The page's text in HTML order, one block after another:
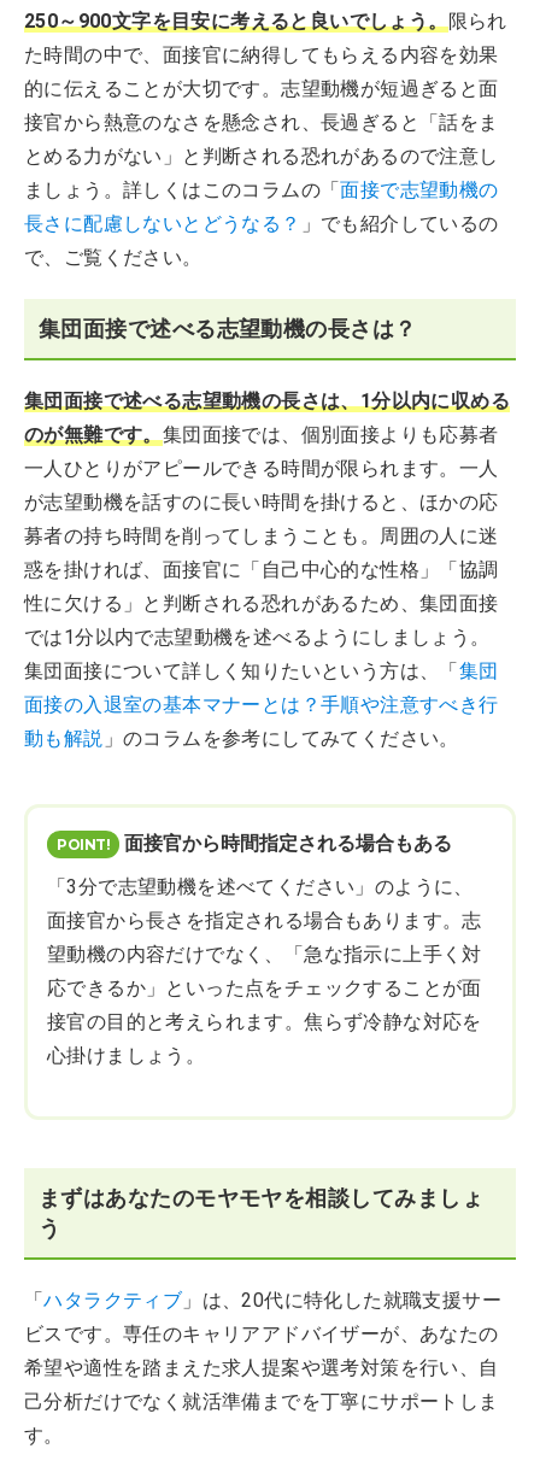
250～900文字を目安に考えると良いでしょう。限られ
た時間の中で、面接官に納得してもらえる内容を効果
的に伝えることが大切です。志望動機が短過ぎると面
接官から熱意のなさを懸念され、長過ぎると「話をま
とめる力がない」と判断される恐れがあるので注意し
ましょう。詳しくはこのコラムの「面接で志望動機の
長さに配慮しないとどうなる？ 」でも紹介しているの
で、ご覧ください。
集団面接で述べる志望動機の長さは？
集団面接で述べる志望動機の長さは、1分以内に収める
のが無難です。集団面接では、個別面接よりも応募者
一人ひとりがアピールできる時間が限られます。一人
が志望動機を話すのに長い時間を掛けると、ほかの応
募者の持ち時間を削ってしまうことも。周囲の人に迷
惑を掛ければ、面接官に「自己中心的な性格」「協調
性に欠ける」と判断される恐れがあるため、集団面接
では1分以内で志望動機を述べるようにしましょう。
集団面接について詳しく知りたいという方は、「集団
面接の入退室の基本マナーとは？手順や注意すべき行
動も解説 」のコラムを参考にしてみてください。
面接官から時間指定される場合もある
「3分で志望動機を述べてください」のように、
面接官から長さを指定される場合もあります。志
望動機の内容だけでなく、「急な指示に上手く対
応できるか」といった点をチェックすることが面
接官の目的と考えられます。焦らず冷静な対応を
心掛けましょう。
まずはあなたのモヤモヤを相談してみましょ
う
「ハタラクティブ 」は、20代に特化した就職支援サー
ビスです。専任のキャリアアドバイザーが、あなたの
希望や適性を踏まえた求人提案や選考対策を行い、自
己分析だけでなく就活準備までを丁寧にサポートしま
す。